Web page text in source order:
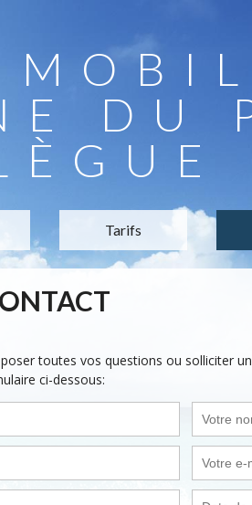
DU
Tarifs
toutes vos questions ou solliciter
ci-dessous: